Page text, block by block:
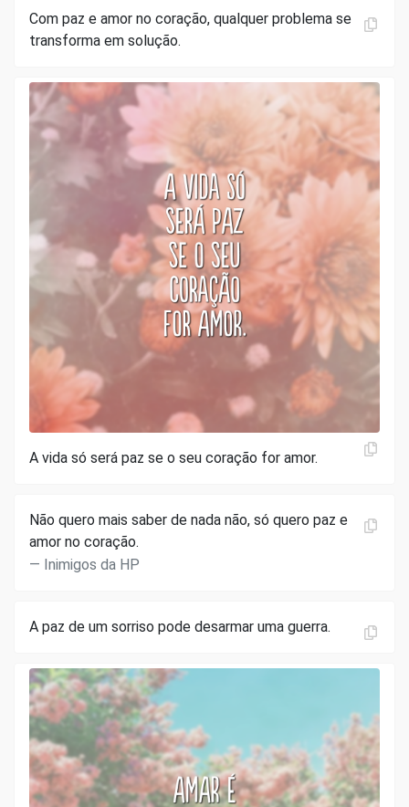
Com paz e amor no coração, qualquer problema se
transforma em solução.
A vida só será paz se o seu coração for amor.
Não quero mais saber de nada não, só quero paz e
amor no coração.
Inimigos da HP
A paz de um sorriso pode desarmar uma guerra.